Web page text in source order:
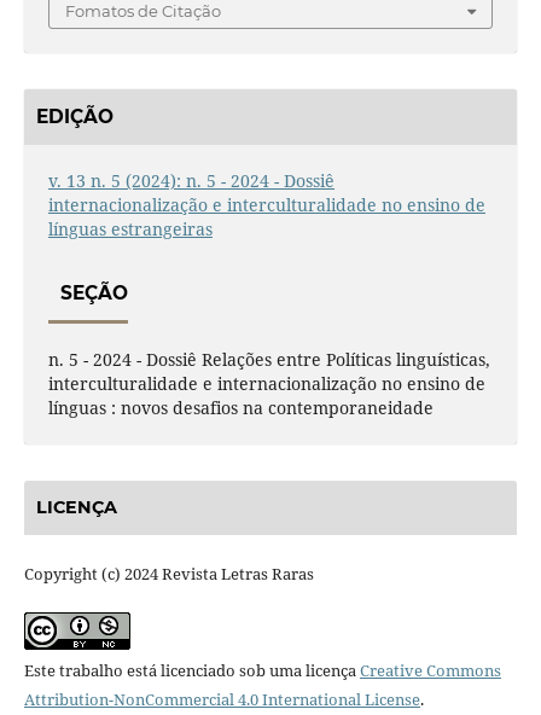
Fomatos de Citação
EDIÇÃO
v. 13 n. 5 (2024): n. 5 - 2024 - Dossiê
internacionalização e interculturalidade no ensino de
línguas estrangeiras
SEÇÃO
n. 5 - 2024 - Dossiê Relações entre Políticas linguísticas,
interculturalidade e internacionalização no ensino de
línguas : novos desafios na contemporaneidade
LICENÇA
Copyright (c) 2024 Revista Letras Raras
Este trabalho está licenciado sob uma licençaCreative Commons
Attribution-NonCommercial 4.0 International License.